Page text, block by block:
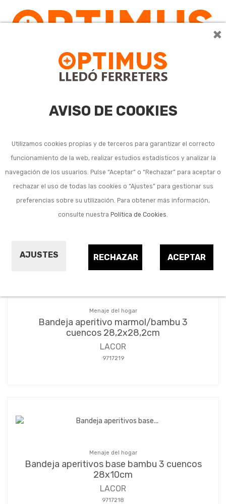
×
AVISO DE COOKIES
Utilizamos cookies propias y de terceros para garantizar el correcto
funcionamiento de la web, realizar estudios estadísticos y analizar la
navegación de los usuarios. Pulse “Aceptar” o “Rechazar” para aceptar o
rechazar el uso de todas las cookies o “Ajustes” para gestionar sus
preferencias sobre su utilización. Para obtener más información,
consulte nuestra Política de Cookies.
AJUSTES ACEPTAR
RECHAZAR
Ensaladeras y bandejas
Menaje del hogar
Bandeja aperitivo marmol/bambu 3
cuencos 28,2x28,2cm
LACOR
9717219
Menaje del hogar
Bandeja aperitivos base bambu 3 cuencos
28x10cm
LACOR
9717218